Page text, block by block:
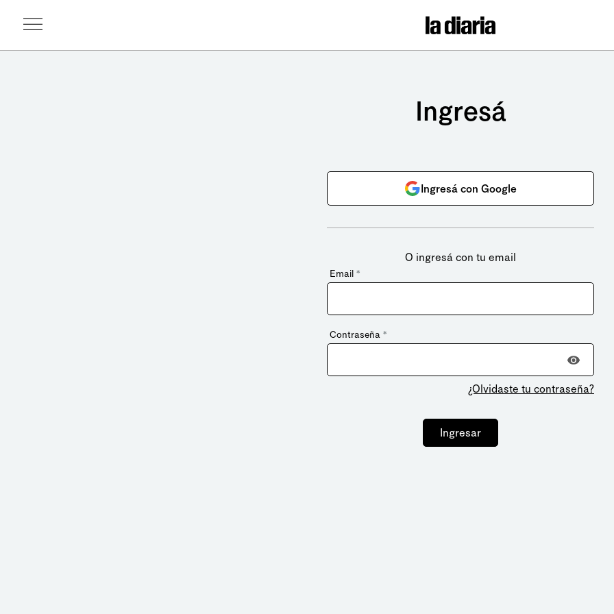
Ingresá
Ingresá con Google
O ingresá con tu email
Email *
Contraseña *
¿Olvidaste tu contraseña?
Ingresar